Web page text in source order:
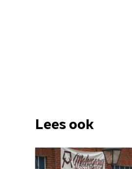
Lees ook